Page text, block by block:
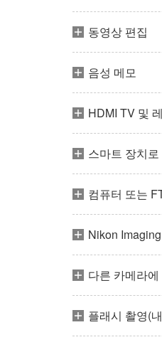
동영상 편집
음성 메모
HDMI TV 및
스마트 장치
컴퓨터 또는
Nikon
다른 카메라에
플래시 촬영(